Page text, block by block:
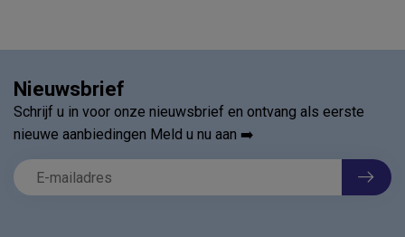
Nieuwsbrief
Schrijf u in voor onze nieuwsbrief en ontvang als eerste
nieuwe aanbiedingen Meld u nu aan ➡️